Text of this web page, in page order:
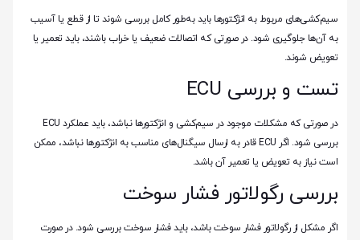
سیم‌کشی‌های مربوط به انژکتورها باید به‌طور کامل بررسی شوند تا از قطع یا آسیب
به آن‌ها جلوگیری شود. در صورتی که اتصالات ضعیف یا خراب باشند، باید تعمیر یا
تعویض شوند.
تست و بررسی ECU
در صورتی که مشکلات موجود در سیم‌کشی و انژکتورها نباشد، باید عملکرد ECU
بررسی شود. اگر ECU قادر به ارسال سیگنال‌های مناسب به انژکتورها نباشد، ممکن
است نیاز به تعویض یا تعمیر آن باشد.
بررسی رگولاتور فشار سوخت
اگر مشکل از رگولاتور فشار سوخت باشد، باید فشار سوخت بررسی شود. در صورت